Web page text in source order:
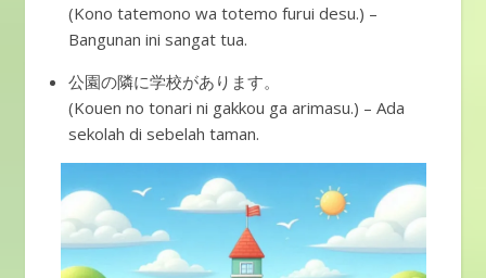
(Kono tatemono wa totemo furui desu.) –
Bangunan ini sangat tua.
公園の隣に学校があります。
(Kouen no tonari ni gakkou ga arimasu.) – Ada
sekolah di sebelah taman.